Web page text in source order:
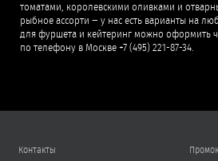
томатами, королевскими оливками и
рыбное ассорти − у нас есть варианты на
для фуршета и кейтеринг можно оформить
по телефону в Москве +7 (495) 221-87-34.
Контакты